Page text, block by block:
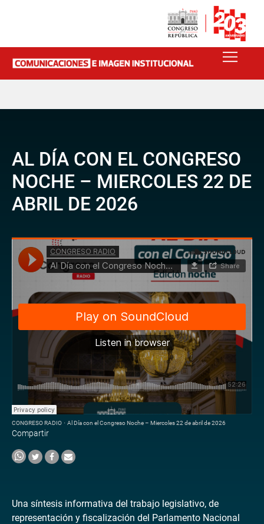
AL DÍA CON EL CONGRESO
NOCHE – MIERCOLES 22 DE
ABRIL DE 2026
CONGRESO RADIO · Al Día con el Congreso Noche – Miercoles 22 de abril de 2026
Compartir
Una síntesis informativa del trabajo legislativo, de
representación y fiscalización del Parlamento Nacional